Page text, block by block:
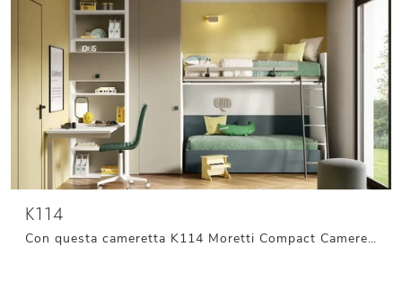
K114
Con questa cameretta K114 Moretti Compact Camerette, tra le soluzioni con letti a castello, potrai ammobiliare stanze moderne per bambini.